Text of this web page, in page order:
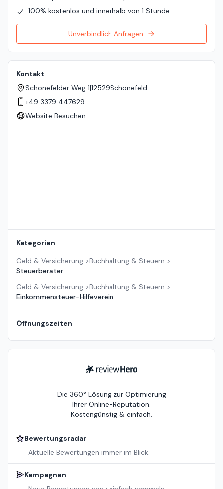
100% kostenlos und innerhalb von 1 Stunde
Unverbindlich Anfragen
Kontakt
Schönefelder Weg 1|12529Schönefeld
+49 3379 447629
Website Besuchen
Kategorien
Geld & Versicherung >Buchhaltung & Steuern >
Steuerberater
Geld & Versicherung >Buchhaltung & Steuern >
Einkommensteuer-Hilfeverein
Öffnungszeiten
ReviewHero
Die 360° Lösung zur Optimierung
Ihrer Online-Reputation.
Kostengünstig & einfach.
Bewertungsradar
Aktuelle Bewertungen immer im Blick.
Kampagnen